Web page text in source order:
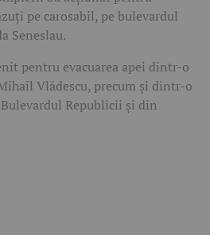
pe carosabil, pe bulevardul
Seneslau.
pentru evacuarea apei dintr-o
Vlădescu, precum și dintr-o
Republicii și din